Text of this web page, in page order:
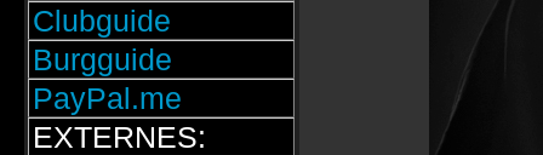
Clubguide
Burgguide
PayPal.me
EXTERNES: